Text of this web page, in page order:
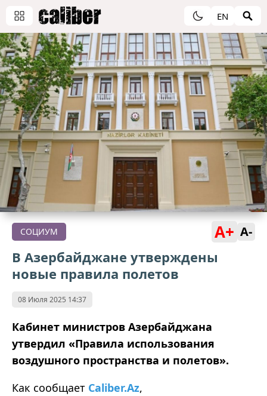
EN
СОЦИУМ A+ A-
В Азербайджане утверждены
новые правила полетов
08 Июля 2025 14:37
Кабинет министров Азербайджана
утвердил «Правила использования
воздушного пространства и полетов».
Как сообщает Caliber.Az,